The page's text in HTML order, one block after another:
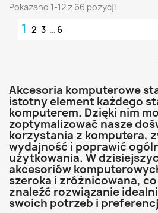
Pokazano 1-12 z 66 pozycji
1 2 3 … 6
Akcesoria komputerowe
istotny element każdego
komputerem. Dzięki nim
zoptymalizować nasze
korzystania z komputera,
wydajność i poprawić
użytkowania. W
akcesoriów
szeroka i zróżnicowana,
znaleźć rozwiązanie
swoich potrzeb i